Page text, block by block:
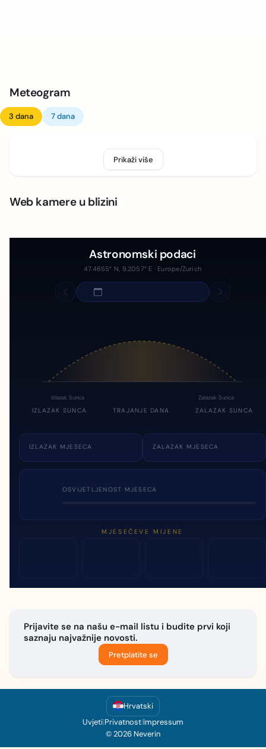
Meteogram
3 dana 7 dana
Prikaži više
Web kamere u blizini
Astronomski podaci
47.4655° N, 9.2057° E · Europe/Zurich
Izlazak Sunca Zalazak Sunca
IZLAZAK SUNCA TRAJANJE DANA ZALAZAK SUNCA
IZLAZAK MJESECA ZALAZAK MJESECA
OSVIJETLJENOST MJESECA
MJESEČEVE MIJENE
Prijavite se na našu e-mail listu i budite prvi koji
saznaju najvažnije novosti.
Pretplatite se
Hrvatski
Uvjeti|Privatnost|Impressum
© 2026 Neverin